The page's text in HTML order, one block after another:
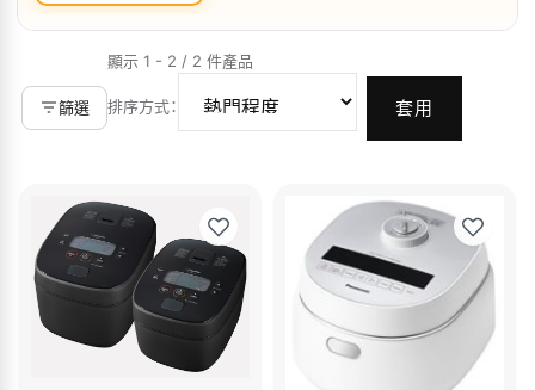
篩選
顯示 1 - 2 / 2 件產品
排序方式： 套用